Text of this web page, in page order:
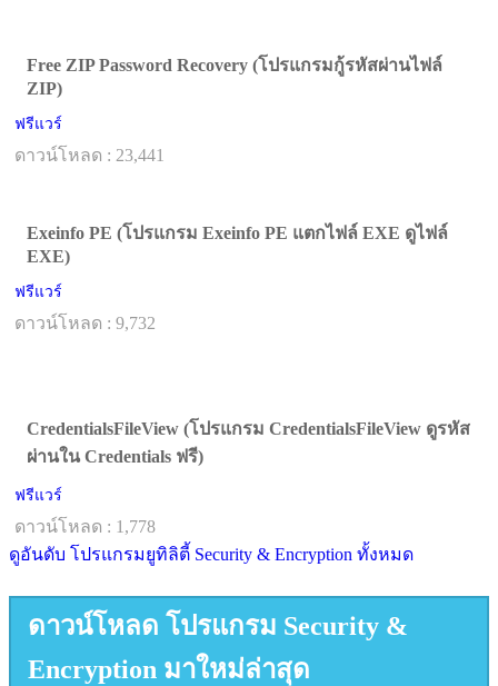
Free ZIP Password Recovery (โปรแกรมกู้รหัสผ่านไฟล์
ZIP)
ฟรีแวร์
ดาวน์โหลด : 23,441
Exeinfo PE (โปรแกรม Exeinfo PE แตกไฟล์ EXE ดูไฟล์
EXE)
ฟรีแวร์
ดาวน์โหลด : 9,732
CredentialsFileView (โปรแกรม CredentialsFileView ดูรหัส
ผ่านใน Credentials ฟรี)
ฟรีแวร์
ดาวน์โหลด : 1,778
ดูอันดับ โปรแกรมยูทิลิตี้ Security & Encryption ทั้งหมด
ดาวน์โหลด โปรแกรม Security &
Encryption มาใหม่ล่าสุด